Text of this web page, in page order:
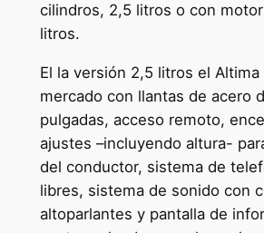
cilindros, 2,5 litros o con
litros.
El la versión 2,5 litros el Altima
mercado con llantas de acero
pulgadas, acceso remoto,
ajustes –incluyendo altura-
del conductor, sistema de
libres, sistema de sonido con
altoparlantes y pantalla de